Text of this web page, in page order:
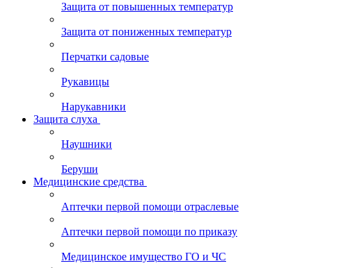
Защита от повышенных температур
Защита от пониженных температур
Перчатки садовые
Рукавицы
Нарукавники
Защита слуха
Наушники
Беруши
Медицинские средства
Аптечки первой помощи отраслевые
Аптечки первой помощи по приказу
Медицинское имущество ГО и ЧС